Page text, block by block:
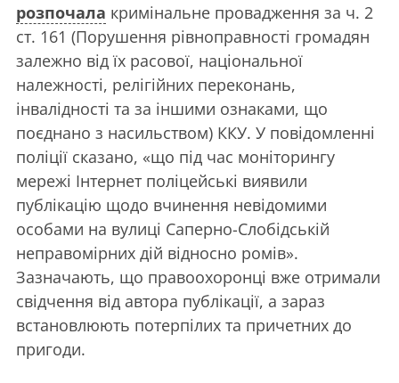
розпочала кримінальне провадження за ч. 2
ст. 161 (Порушення рівноправності громадян
залежно від їх расової, національної
належності, релігійних переконань,
інвалідності та за іншими ознаками, що
поєднано з насильством) ККУ. У повідомленні
поліції сказано, «що під час моніторингу
мережі Інтернет поліцейські виявили
публікацію щодо вчинення невідомими
особами на вулиці Саперно-Слобідській
неправомірних дій відносно ромів».
Зазначають, що правоохоронці вже отримали
свідчення від автора публікації, а зараз
встановлюють потерпілих та причетних до
пригоди.